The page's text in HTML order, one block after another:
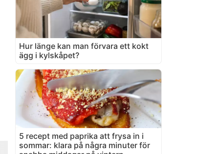
Hur länge kan man förvara ett kokt
ägg i kylskåpet?
5 recept med paprika att frysa in i
sommar: klara på några minuter för